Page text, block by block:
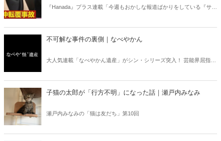
『Hanada』プラス連載「今週もおかしな報道ばかりをしている『サン
不可解な事件の裏側｜なべやかん
大人気連載「なべやかん遺産」がシン・シリーズ突入！ 芸能界屈指の
信じるか信じないかは、あなた次第！ 芸能ニュース
子猫の太郎が「行方不明」になった話｜瀬戸内みなみ
瀬戸内みなみの「猫は友だち」第10回